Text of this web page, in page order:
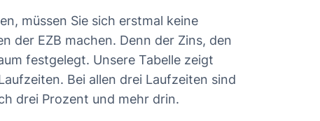
müssen Sie sich erstmal keine
der EZB machen. Denn der Zins, den
festgelegt. Unsere Tabelle zeigt
Bei allen drei Laufzeiten sind
drei Prozent und mehr drin.